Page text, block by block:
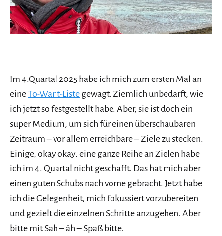
Im 4.Quartal 2025 habe ich mich zum ersten Mal an
eineTo-Want-Liste gewagt. Ziemlich unbedarft, wie
ich jetzt so festgestellt habe. Aber, sie ist doch ein
super Medium, um sich für einen überschaubaren
Zeitraum – vor allem erreichbare – Ziele zu stecken.
Einige, okay okay, eine ganze Reihe an Zielen habe
ich im 4. Quartal nicht geschafft. Das hat mich aber
einen guten Schubs nach vorne gebracht. Jetzt habe
ich die Gelegenheit, mich fokussiert vorzubereiten
und gezielt die einzelnen Schritte anzugehen. Aber
bitte mit Sah – äh – Spaß bitte.